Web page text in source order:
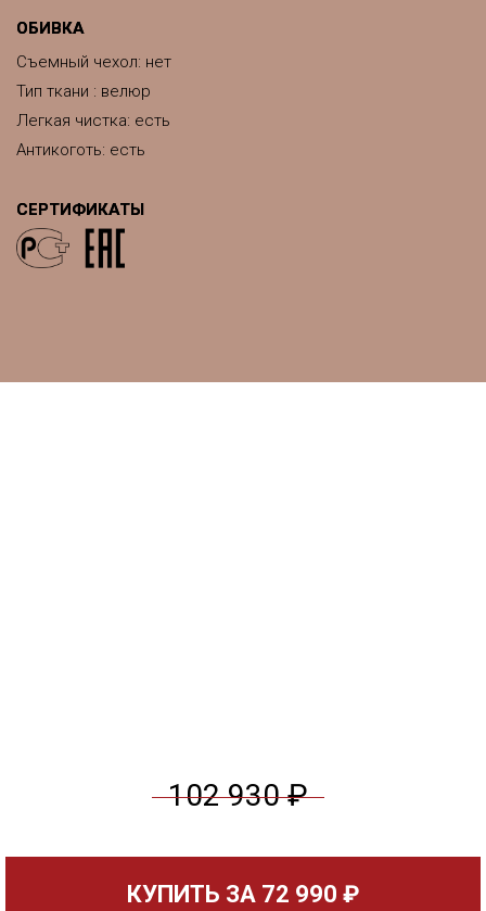
ОБИВКА
Съемный чехол: нет
Тип ткани : велюр
Легкая чистка: есть
Антикоготь: есть
СЕРТИФИКАТЫ
102 930 ₽
КУПИТЬ ЗА 72 990 ₽